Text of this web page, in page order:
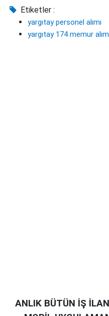
Etiketler :
yargıtay personel alımı
yargıtay 174 memur
ANLIK BÜTÜN İŞ